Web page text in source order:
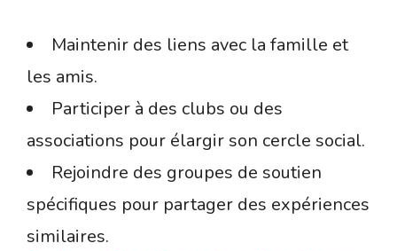
Maintenir des liens avec la famille et
les amis.
Participer à des clubs ou des
associations pour élargir son cercle social.
Rejoindre des groupes de soutien
spécifiques pour partager des expériences
similaires.